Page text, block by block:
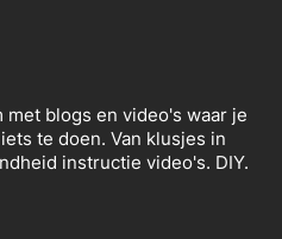
blogs en video's waar je
te doen. Van klusjes in
instructie video's. DIY.